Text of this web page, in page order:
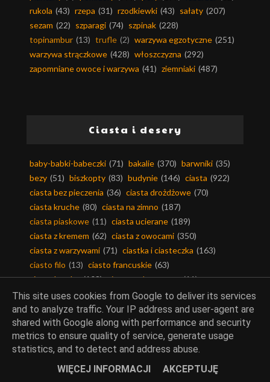
rukola (43) rzepa (31) rzodkiewki (43) sałaty (207)
sezam (22) szparagi (74) szpinak (228)
topinambur (13) trufle (2) warzywa egzotyczne (251)
warzywa strączkowe (428) włoszczyzna (292)
zapomniane owoce i warzywa (41) ziemniaki (487)
Ciasta i desery
baby-babki-babeczki (71) bakalie (370) barwniki (35)
bezy (51) biszkopty (83) budynie (146) ciasta (922)
ciasta bez pieczenia (36) ciasta drożdżowe (70)
ciasta kruche (80) ciasta na zimno (187)
ciasta piaskowe (11) ciasta ucierane (189)
ciasta z kremem (62) ciasta z owocami (350)
ciasta z warzywami (71) ciastka i ciasteczka (163)
ciasto filo (13) ciasto francuskie (63)
ciasto kruche (108) ciasto makaronowe (11)
ciasto maślane (6) ciasto parzone (17)
ciasto półfrancuskie
(5) ciasto twarogowe (4)
ciasto yufka (3) ciasto ziemniaczane (6)
cukier smakowy (80) cukierki-czekoladki (11)
czekolada (258) desery (1331)
dodatki do wypieków (368) galaretki (173)
This site uses cookies from Google to deliver its services
and to analyze traffic. Your IP address and user-agent are
shared with Google along with performance and security
metrics to ensure quality of service, generate usage
statistics, and to detect and address abuse.
WIĘCEJ INFORMACJI
AKCEPTUJĘ